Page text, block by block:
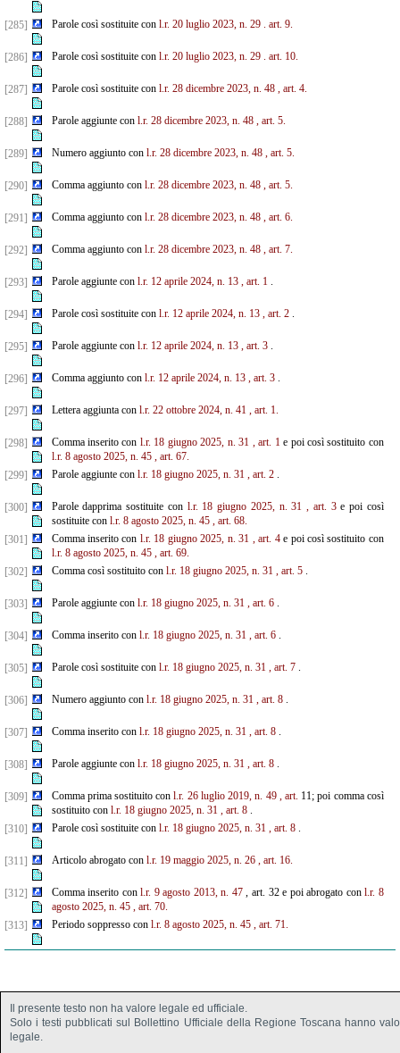
[285] Parole così sostituite con l.r. 20 luglio 2023, n. 29 . art. 9.
[286] Parole così sostituite con l.r. 20 luglio 2023, n. 29 . art. 10.
[287] Parole così sostituite con l.r. 28 dicembre 2023, n. 48 , art. 4.
[288] Parole aggiunte con l.r. 28 dicembre 2023, n. 48 , art. 5.
[289] Numero aggiunto con l.r. 28 dicembre 2023, n. 48 , art. 5.
[290] Comma aggiunto con l.r. 28 dicembre 2023, n. 48 , art. 5.
[291] Comma aggiunto con l.r. 28 dicembre 2023, n. 48 , art. 6.
[292] Comma aggiunto con l.r. 28 dicembre 2023, n. 48 , art. 7.
[293] Parole aggiunte con l.r. 12 aprile 2024, n. 13 , art. 1.
[294] Parole così sostituite con l.r. 12 aprile 2024, n. 13 , art. 2.
[295] Parole aggiunte con l.r. 12 aprile 2024, n. 13 , art. 3.
[296] Comma aggiunto con l.r. 12 aprile 2024, n. 13 , art. 3.
[297] Lettera aggiunta con l.r. 22 ottobre 2024, n. 41 , art. 1.
[298] Comma inserito con l.r. 18 giugno 2025, n. 31 , art. 1e poi così sostituito con
l.r. 8 agosto 2025, n. 45 , art. 67.
[299]
Parole aggiunte con l.r. 18 giugno 2025, n. 31 , art. 2.
[300] Parole dapprima sostituite con l.r. 18 giugno 2025, n. 31 , art. 3e poi così
sostituite con l.r. 8 agosto 2025, n. 45 , art. 68.
[301]
Comma inserito con l.r. 18 giugno 2025, n. 31 , art. 4e poi così sostituito con
l.r. 8 agosto 2025, n. 45 , art. 69.
[302]
Comma così sostituito con l.r. 18 giugno 2025, n. 31 , art. 5.
[303] Parole aggiunte con l.r. 18 giugno 2025, n. 31 , art. 6.
[304] Comma inserito con l.r. 18 giugno 2025, n. 31 , art. 6.
[305] Parole così sostituite con l.r. 18 giugno 2025, n. 31 , art. 7.
[306] Numero aggiunto con l.r. 18 giugno 2025, n. 31 , art. 8.
[307] Comma inserito con l.r. 18 giugno 2025, n. 31 , art. 8.
[308] Parole aggiunte con l.r. 18 giugno 2025, n. 31 , art. 8.
[309] Comma prima sostituito conl.r. 26 luglio 2019, n. 49 , art. 11; poi comma così
sostituito con l.r. 18 giugno 2025, n. 31 , art. 8.
[310]
Parole così sostituite con l.r. 18 giugno 2025, n. 31 , art. 8.
[311] Articolo abrogato con l.r. 19 maggio 2025, n. 26 , art. 16.
[312] Comma inserito conl.r. 9 agosto 2013, n. 47, art. 32 e poi abrogato conl.r. 8
agosto 2025, n. 45 , art. 70.
[313]
Periodo soppresso con l.r. 8 agosto 2025, n. 45 , art. 71.
Il presente testo non ha valore legale ed ufficiale.
Solo i testi pubblicati sul Bollettino Ufficiale della Regione Toscana hanno
legale.